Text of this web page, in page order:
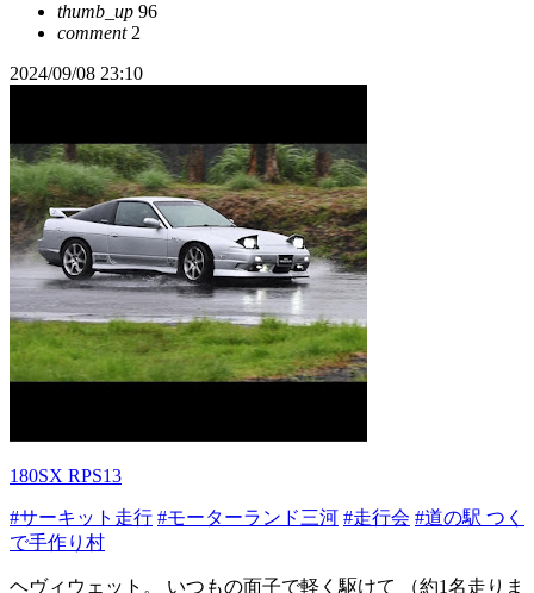
thumb_up 96
comment2
2024/09/08 23:10
180SX RPS13
#サーキット走行 #モーターランド三河 #走行会 #道の駅 つく
で手作り村
ヘヴィウェット。 いつもの面子で軽く駆けて （約1名走りま